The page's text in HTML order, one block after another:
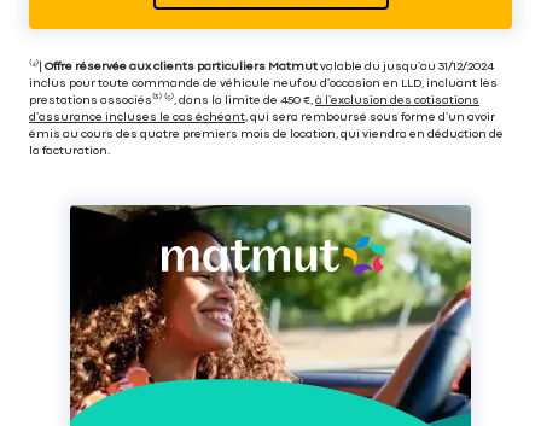
⁽⁴⁾| Offre réservée aux clients particuliers Matmut valable du jusqu’au 31/12/2024
inclus pour toute commande de véhicule neuf ou d’occasion en LLD, incluant les
prestations associés⁽³⁾ ⁽⁵⁾, dans la limite de 450 €, à l’exclusion des cotisations
d’assurance incluses le cas échéant, qui sera remboursé sous forme d’un avoir
émis au cours des quatre premiers mois de location, qui viendra en déduction de
la facturation.